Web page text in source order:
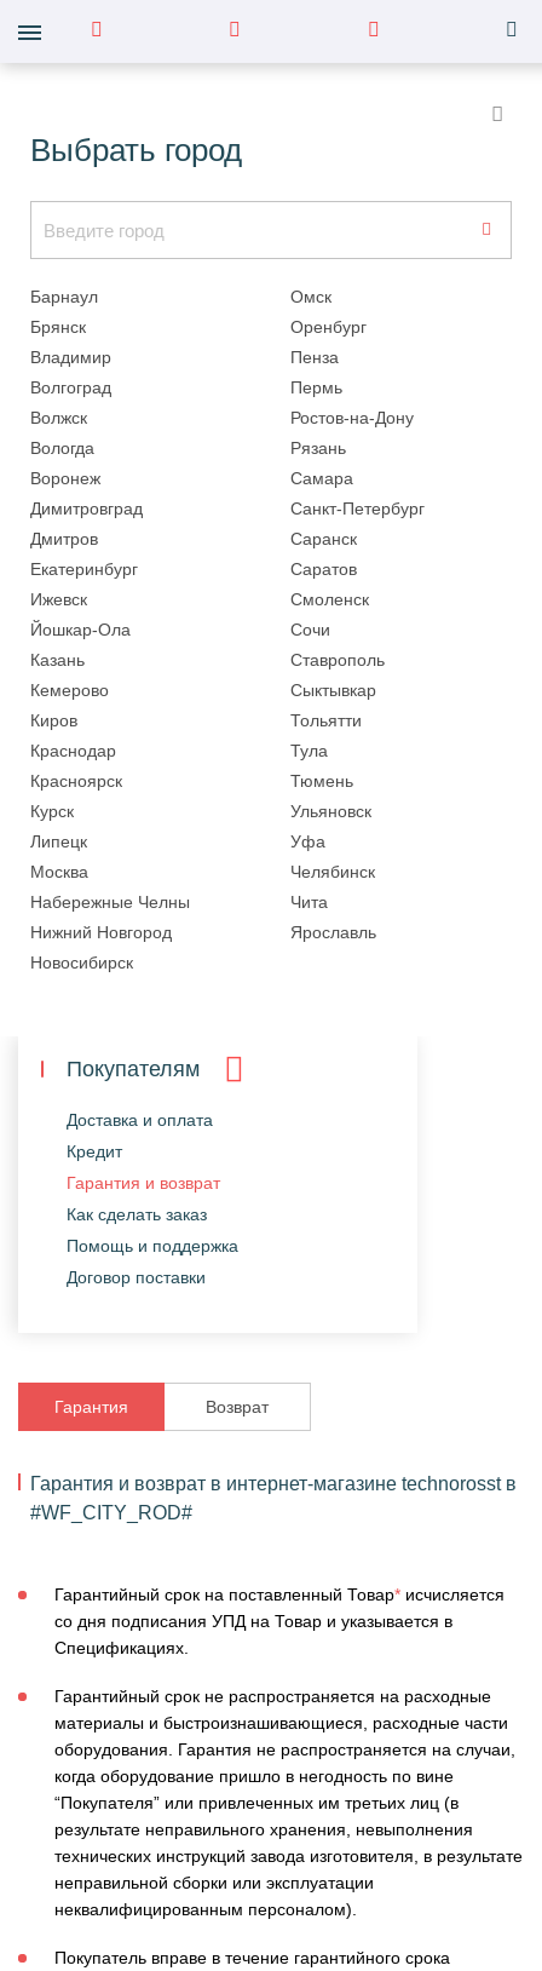
Выбрать город
Барнаул
Брянск
Владимир
Волгоград
Волжск
Вологда
Воронеж
Димитровград
Дмитров
Екатеринбург
Ижевск
Йошкар-Ола
Казань
Кемерово
Киров
Краснодар
Красноярск
Курск
Липецк
Москва
Набережные Челны
Нижний Новгород
Новосибирск
Омск
Оренбург
Пенза
Пермь
Ростов-на-Дону
Рязань
Самара
Санкт-Петербург
Саранск
Саратов
Смоленск
Сочи
Ставрополь
Сыктывкар
Тольятти
Тула
Тюмень
Ульяновск
Уфа
Челябинск
Чита
Ярославль
Покупателям
Доставка и оплата
Кредит
Гарантия и возврат
Как сделать заказ
Помощь и поддержка
Договор поставки
Гарантия Возврат
Гарантия и возврат в интернет-магазине technorosst в
#WF_CITY_ROD#
Гарантийный срок на поставленный Товар* исчисляется
со дня подписания УПД на Товар и указывается в
Спецификациях.
Гарантийный срок не распространяется на расходные
материалы и быстроизнашивающиеся, расходные части
оборудования. Гарантия не распространяется на случаи,
когда оборудование пришло в негодность по вине
“Покупателя” или привлеченных им третьих лиц (в
результате неправильного хранения, невыполнения
технических инструкций завода изготовителя, в результате
неправильной сборки или эксплуатации
неквалифицированным персоналом).
Покупатель вправе в течение гарантийного срока